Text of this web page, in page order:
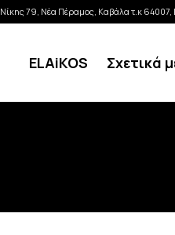
Νίκης 79, Νέα Πέραμος, Καβάλα τ.κ 64007,
ELAiKOS Σχετικά